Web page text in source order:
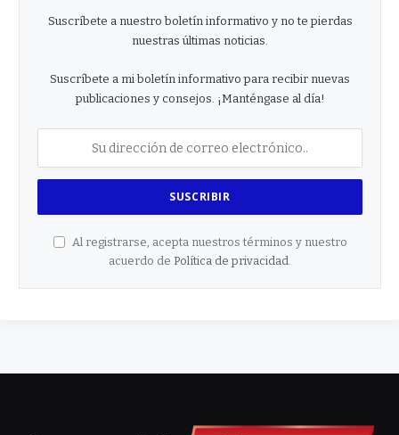
Suscríbete a nuestro boletín informativo y no te pierdas
nuestras últimas noticias.
Suscríbete a mi boletín informativo para recibir nuevas
publicaciones y consejos. ¡Manténgase al día!
Al registrarse, acepta nuestros términos y nuestro
acuerdo de Política de privacidad.